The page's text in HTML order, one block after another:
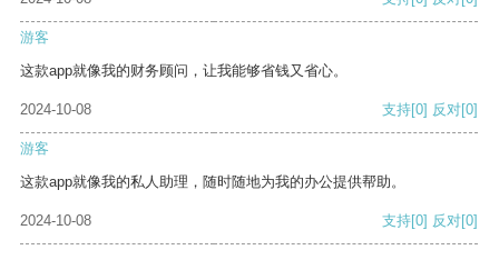
游客
这款app就像我的财务顾问，让我能够省钱又省心。
2024-10-08 支持[0] 反对[0]
游客
这款app就像我的私人助理，随时随地为我的办公提供帮助。
2024-10-08 支持[0] 反对[0]